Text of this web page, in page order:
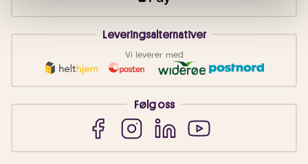
Leveringsalternativer
Vi leverer med
Følg oss